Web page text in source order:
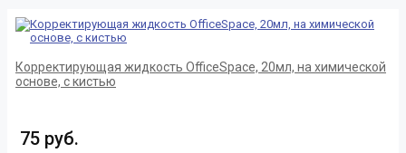
Корректирующая жидкость OfficeSpace, 20мл, на химической
основе, с кистью
75 руб.